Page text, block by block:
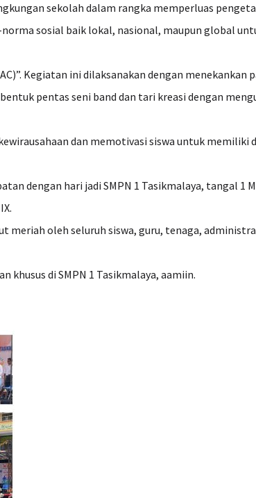
sekolah dalam rangka memperluas
sosial baik lokal, nasional, maupun global
Kegiatan ini dilaksanakan dengan menekankan
pentas seni band dan tari kreasi dengan
dan memotivasi siswa untuk memiliki
dengan hari jadi SMPN 1 Tasikmalaya, tangal 1
meriah oleh seluruh siswa, guru, tenaga,
di SMPN 1 Tasikmalaya, aamiin.